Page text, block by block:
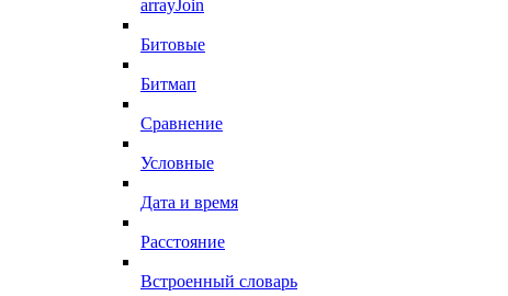
arrayJoin
Битовые
Битмап
Сравнение
Условные
Дата и время
Расстояние
Встроенный словарь